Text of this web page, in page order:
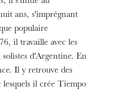
ans, s'imprégnant
populaire
il travaille avec les
solistes d'Argentine. En
Il y retrouve des
lesquels il crée Tiempo